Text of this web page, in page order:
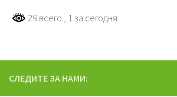
29 всего , 1 за сегодня
СЛЕДИТЕ ЗА НАМИ: